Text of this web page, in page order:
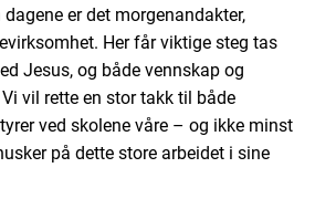
er det morgenandakter,
Her får viktige steg tas
Jesus, og både vennskap og
vil rette en stor takk til både
ved skolene våre – og ikke minst
på dette store arbeidet i sine